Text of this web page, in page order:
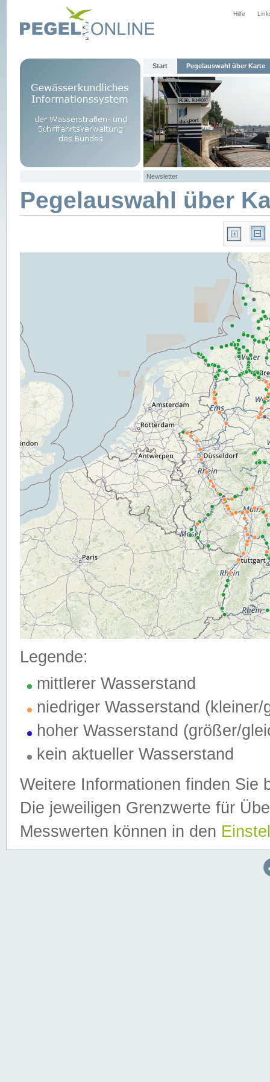
Hilfe
Start Pegelauswahl über Karte
Newsletter
Pegelauswahl über
Legende:
mittlerer Wasserstand
niedriger Wasserstand (kleiner/
hoher Wasserstand (größer/
kein aktueller Wasserstand
Weitere Informationen finden Sie
Die jeweiligen Grenzwerte für
Messwerten können in den